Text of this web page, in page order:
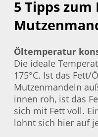
5 Tipps
Öltemperatur
Die ideale
175°C. Ist das
Mutzenmandeln
innen roh, ist das
sich mit Fett voll.
lohnt sich hier auf